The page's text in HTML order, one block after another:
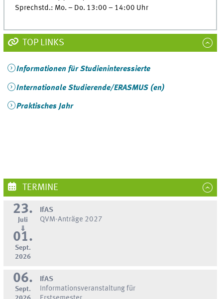
Sprechstd.: Mo. – Do. 13:00 – 14:00 Uhr
TOP LINKS
Informationen für Studieninteressierte
Internationale Studierende/ERASMUS (en)
Praktisches Jahr
TERMINE
23.
Juli
⇓
01.
Sept.
2026
IfAS
QVM-Anträge 2027
06.
Sept.
IfAS
Informationsveranstaltung für